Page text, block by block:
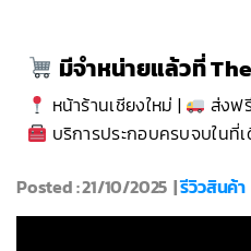
มีจำหน่ายแล้วที่
หน้าร้านเชียงใหม่ |
ส่งฟ
บริการประกอบครบจบในที่
Posted : 21/10/2025 |รีวิวสินค้า